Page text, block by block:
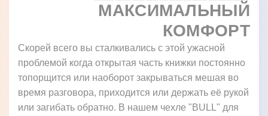
МАКСИМАЛЬНЫЙ
КОМФОРТ
Скорей всего вы сталкивались с этой ужасной
проблемой когда открытая часть книжки постоянно
топорщится или наоборот закрываться мешая во
время разговора, приходится или держать её рукой
или загибать обратно. В нашем чехле "BULL" для